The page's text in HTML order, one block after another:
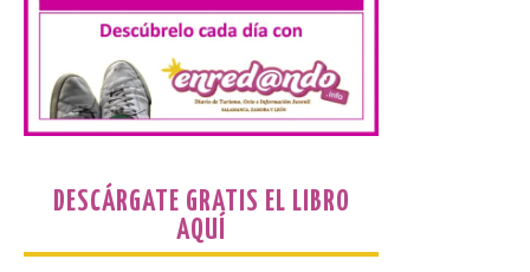
La vigésima fotografía de
León de…viaje nos llega
desde el Pic d’Angonella
en el Principat d’Andorra
Nueva edición de León
DESCÁRGATE GRATIS EL LIBRO
AQUÍ